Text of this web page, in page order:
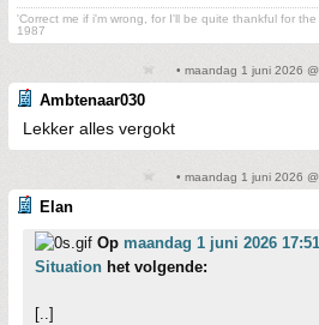
'Correct me if i'm wrong, for I'll be quite thankful for
1987
• maandag 1 juni 2026
Ambtenaar030
Lekker alles vergokt
• maandag 1 juni 2026
Elan
Op maandag 1 juni 2026 17:51
Situation het volgende:
[..]